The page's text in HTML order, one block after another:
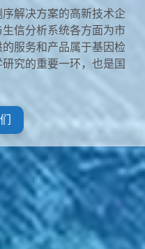
解决方案的高新技术企
信分析系统各方面为市
服务和产品属于基因检
究的重要一环，也是国